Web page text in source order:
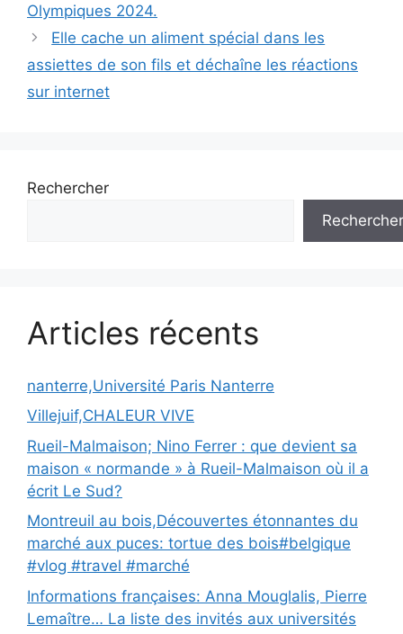
Olympiques 2024.
Elle cache un aliment spécial dans les
assiettes de son fils et déchaîne les réactions
sur internet
Rechercher
Rechercher
Articles récents
nanterre,Université Paris Nanterre
Villejuif,CHALEUR VIVE
Rueil-Malmaison; Nino Ferrer : que devient sa
maison « normande » à Rueil-Malmaison où il a
écrit Le Sud?
Montreuil au bois,Découvertes étonnantes du
marché aux puces: tortue des bois#belgique
#vlog #travel #marché
Informations françaises: Anna Mouglalis, Pierre
Lemaître… La liste des invités aux universités